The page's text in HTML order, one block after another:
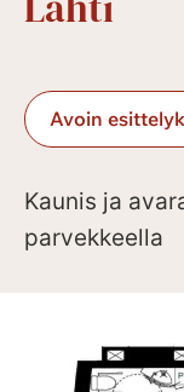
Avoin
Kaunis ja
parvekkeella